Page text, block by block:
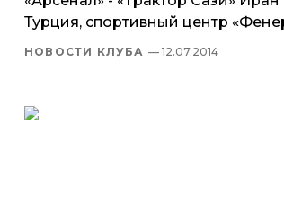
Турция, спортивный центр
НОВОСТИ КЛУБА — 12.07.2014